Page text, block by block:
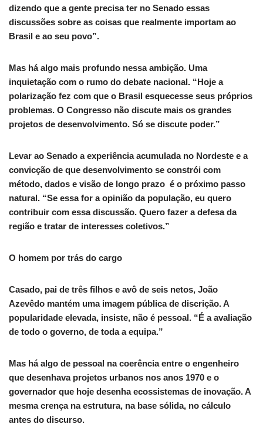
dizendo que a gente precisa ter no Senado essas
discussões sobre as coisas que realmente importam ao
Brasil e ao seu povo”.
Mas há algo mais profundo nessa ambição. Uma
inquietação com o rumo do debate nacional. “Hoje a
polarização fez com que o Brasil esquecesse seus próprios
problemas. O Congresso não discute mais os grandes
projetos de desenvolvimento. Só se discute poder.”
Levar ao Senado a experiência acumulada no Nordeste e a
convicção de que desenvolvimento se constrói com
método, dados e visão de longo prazo é o próximo passo
natural. “Se essa for a opinião da população, eu quero
contribuir com essa discussão. Quero fazer a defesa da
região e tratar de interesses coletivos.”
O homem por trás do cargo
Casado, pai de três filhos e avô de seis netos, João
Azevêdo mantém uma imagem pública de discrição. A
popularidade elevada, insiste, não é pessoal. “É a avaliação
de todo o governo, de toda a equipa.”
Mas há algo de pessoal na coerência entre o engenheiro
que desenhava projetos urbanos nos anos 1970 e o
governador que hoje desenha ecossistemas de inovação. A
mesma crença na estrutura, na base sólida, no cálculo
antes do discurso.